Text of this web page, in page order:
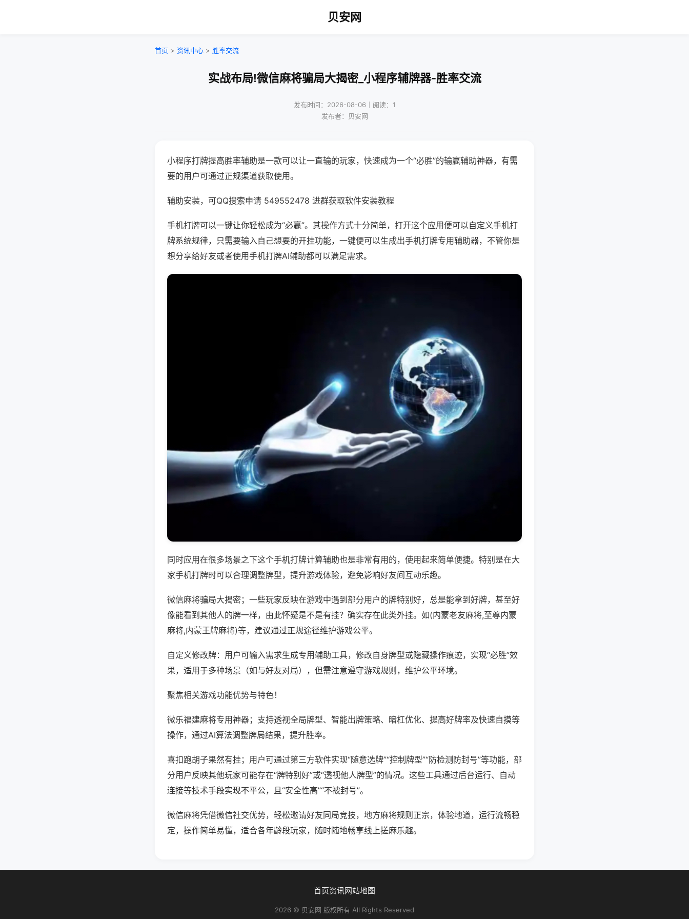
贝安网
首页 > 资讯中心 > 胜率交流
实战布局!微信麻将骗局大揭密_小程序辅牌器-胜率交流
发布时间：2026-08-06｜阅读：1
发布者：贝安网
小程序打牌提高胜率辅助是一款可以让一直输的玩家，快速成为一个“必胜”的输赢辅助神器，有需
要的用户可通过正规渠道获取使用。
辅助安装，可QQ搜索申请 549552478 进群获取软件安装教程
手机打牌可以一键让你轻松成为“必赢”。其操作方式十分简单，打开这个应用便可以自定义手机打
牌系统规律，只需要输入自己想要的开挂功能，一键便可以生成出手机打牌专用辅助器，不管你是
想分享给好友或者使用手机打牌AI辅助都可以满足需求。
同时应用在很多场景之下这个手机打牌计算辅助也是非常有用的，使用起来简单便捷。特别是在大
家手机打牌时可以合理调整牌型，提升游戏体验，避免影响好友间互动乐趣。
微信麻将骗局大揭密；一些玩家反映在游戏中遇到部分用户的牌特别好，总是能拿到好牌，甚至好
像能看到其他人的牌一样，由此怀疑是不是有挂？确实存在此类外挂。如(内蒙老友麻将,至尊内蒙
麻将,内蒙王牌麻将)等，建议通过正规途径维护游戏公平。
自定义修改牌：用户可输入需求生成专用辅助工具，修改自身牌型或隐藏操作痕迹，实现“必胜”效
果，适用于多种场景（如与好友对局），但需注意遵守游戏规则，维护公平环境。
聚焦相关游戏功能优势与特色！
微乐福建麻将专用神器；支持透视全局牌型、智能出牌策略、暗杠优化、提高好牌率及快速自摸等
操作，通过AI算法调整牌局结果，提升胜率。
喜扣跑胡子果然有挂；用户可通过第三方软件实现“随意选牌”“控制牌型”“防检测防封号”等功能，部
分用户反映其他玩家可能存在“牌特别好”或“透视他人牌型”的情况。这些工具通过后台运行、自动
连接等技术手段实现不平公，且“安全性高”“不被封号”。
微信麻将凭借微信社交优势，轻松邀请好友同局竞技，地方麻将规则正宗，体验地道，运行流畅稳
定，操作简单易懂，适合各年龄段玩家，随时随地畅享线上搓麻乐趣。
首页资讯网站地图
2026 © 贝安网 版权所有 All Rights Reserved